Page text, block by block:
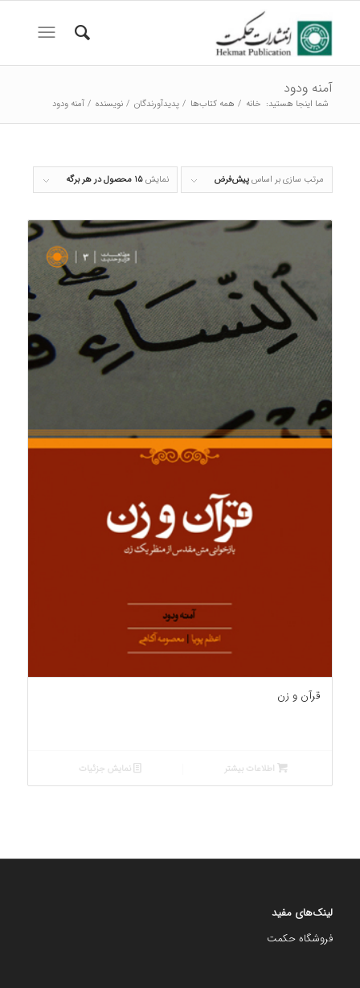
آمنه ودود
شما اینجا هستید: خانه / همه کتاب‌ها / پدیدآورندگان / نویسنده / آمنه ودود
مرتب سازی بر اساسپیش‌فرض نمایش۱۵ محصول در هر برگه
قرآن و زن
اطلاعات بیشتر نمایش جزئیات
لینک‌های مفید
فروشگاه حکمت